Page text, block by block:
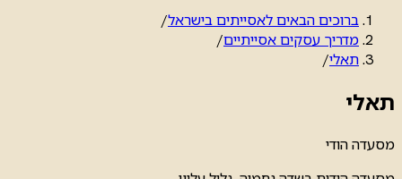
ברוכים הבאים לאסייתים בישראל/
מדריך עסקים אסייתיים/
תאלי/
תאלי
מסעדההודי